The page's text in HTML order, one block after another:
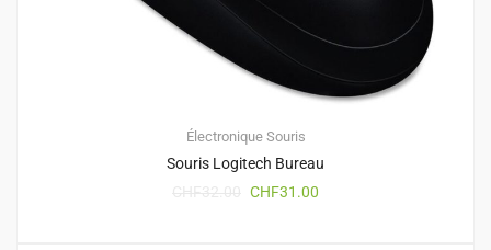
Électronique Souris
Souris Logitech Bureau
CHF31.00